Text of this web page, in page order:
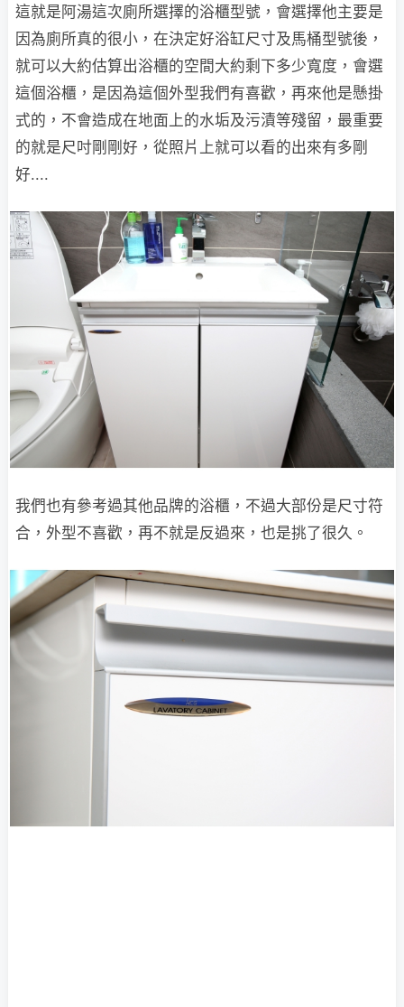
這就是阿湯這次廁所選擇的浴櫃型號，會選擇他主要是
因為廁所真的很小，在決定好浴缸尺寸及馬桶型號後，
就可以大約估算出浴櫃的空間大約剩下多少寬度，會選
這個浴櫃，是因為這個外型我們有喜歡，再來他是懸掛
式的，不會造成在地面上的水垢及污漬等殘留，最重要
的就是尺吋剛剛好，從照片上就可以看的出來有多剛
好....
我們也有參考過其他品牌的浴櫃，不過大部份是尺寸符
合，外型不喜歡，再不就是反過來，也是挑了很久。